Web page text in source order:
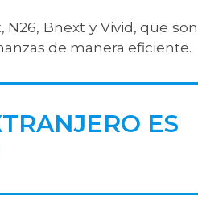
Bnext y Vivid, que son
de manera eficiente.
ES